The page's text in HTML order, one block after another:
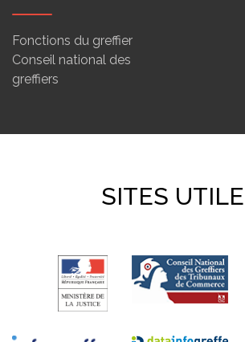
Fonctions du greffier
Conseil national des
greffiers
SITES